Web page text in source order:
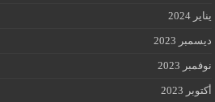
يناير 2024
ديسمبر 2023
نوفمبر 2023
أكتوبر 2023